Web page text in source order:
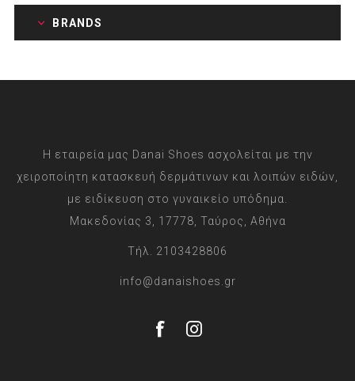
BRANDS
Η εταιρεία μας Danai Shoes ασχολείται με την
χειροποίητη κατασκευή δερμάτινων και λοιπών ειδών,
με ειδίκευση στο γυναικείο υπόδημα.
Μακεδονίας 3, 17778, Ταύρος, Αθήνα
Τήλ. 2103428806
info@danaishoes.gr